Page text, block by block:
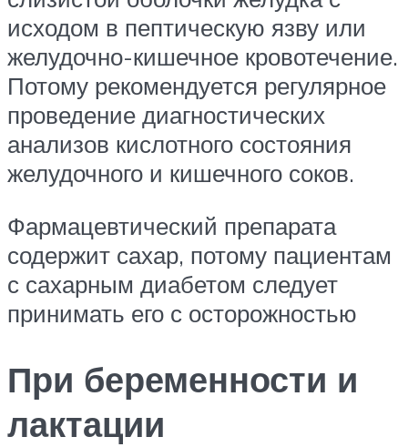
исходом в пептическую язву или
желудочно-кишечное кровотечение.
Потому рекомендуется регулярное
проведение диагностических
анализов кислотного состояния
желудочного и кишечного соков.
Фармацевтический препарата
содержит сахар, потому пациентам
с сахарным диабетом следует
принимать его с осторожностью
При беременности и
лактации